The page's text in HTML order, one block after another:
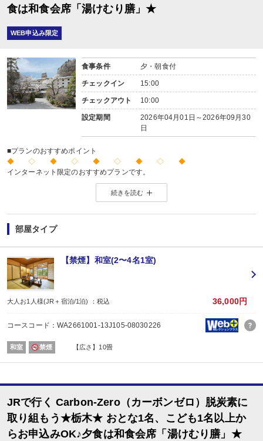
食は和食会席「湯けむり膳」★
WEB申込み限定
食事条件 夕・朝食付
チェックイン 15:00
チェックアウト 10:00
設定期間
2026年04月01日～2026年09月30
日
■プランのおすすめポイント
◆ ◇ ◆ ◇ ◆ ◇ ◆ ◇ ◆
インターネット限定のおすすめプランです。
※店頭・電話・メールでのお問合せや申込みは出来ません。
◆ ◇ ◆ ◇ ◆ ◇ ◆ ◇ ◆
・夕食時、ビール中瓶2人で1本又は日本酒1合又はソフトドリンク1杯付
・誕生日・結婚記念日・賀寿のご旅行の場合、ちょっぴりお楽しみ又は記念写
※記念日の前後1週間が宿泊期間中に含まれる場合に限ります。証明できるも
※予約条件入力の画面でチェックを入れてください。
【2名1室でご利用の場合】おとな1名＋こども1名OK♪
2名1室ご利用の場合、
おとな1名＋こども1名ご利用でも、お子様はこども代金でOK♪
【川治湯元駅～お宿間 送迎のご案内 ※要事前予約】
東武鉄道新藤原駅乗換、野岩鉄道川治湯元駅からお宿までは送迎がございます
（13：00～18：00／要事前予約）
※時刻は予告なく変更になる場合がございます。
■夕食
レストラン
内容:
【時間】18：00～又は18：30～又は19：00～
■朝食
続きを読む
部屋タイプ
【禁煙】和室(2〜4名1室)
大人お1人様(JR＋宿泊/1泊) ：税込 36,000円
コースコード：WA2661001-13J105-08030226
和室 禁煙 【広さ】10畳
JRで行く Carbon-Zero（カーボンゼロ）脱炭素に
取り組もう★栃木★ おとな1名、こども1名以上か
らお申込みOK♪夕食は和食会席「湯けむり膳」★